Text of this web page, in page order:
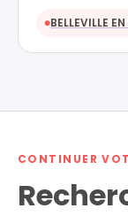
●BELLEVILLE
CONTINUER